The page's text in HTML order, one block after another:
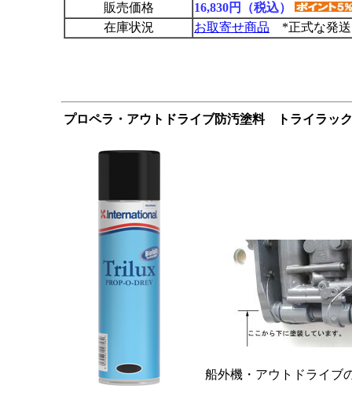
販売価格
16,830円（税込）
在庫状況
お取寄せ商品 *正式な発送
プロペラ・アウトドライブ防汚塗料 トライラッ
船外機・アウトドライブ